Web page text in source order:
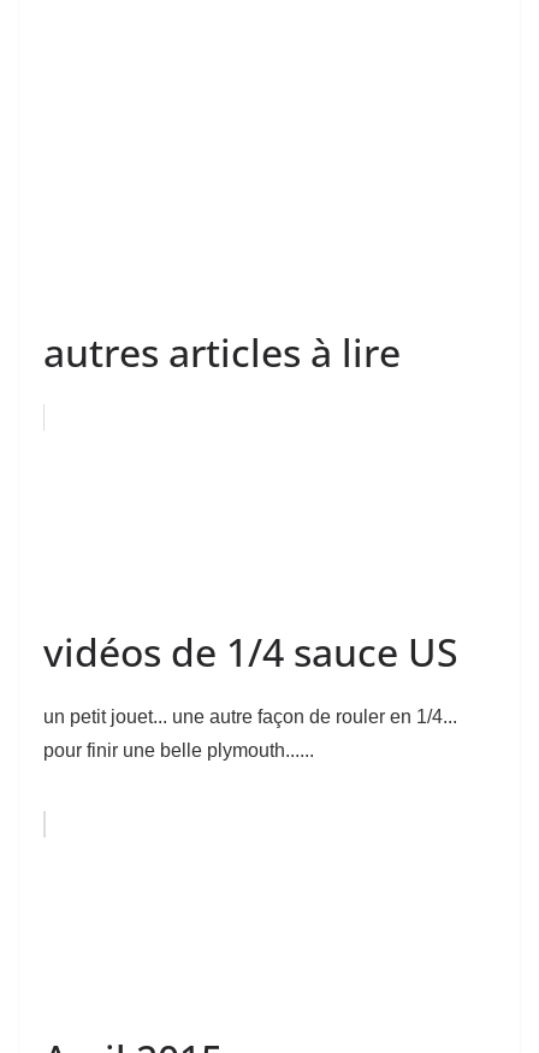
autres articles à lire
vidéos de 1/4 sauce US
un petit jouet... une autre façon de rouler en 1/4...
pour finir une belle plymouth......